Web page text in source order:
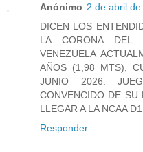
Anónimo 2 de abril
DICEN LOS
LA CORONA DEL
VENEZUELA
AÑOS (1,98 MTS),
JUNIO 2026.
CONVENCIDO DE SU
LLEGAR A LA NCAA
Responder